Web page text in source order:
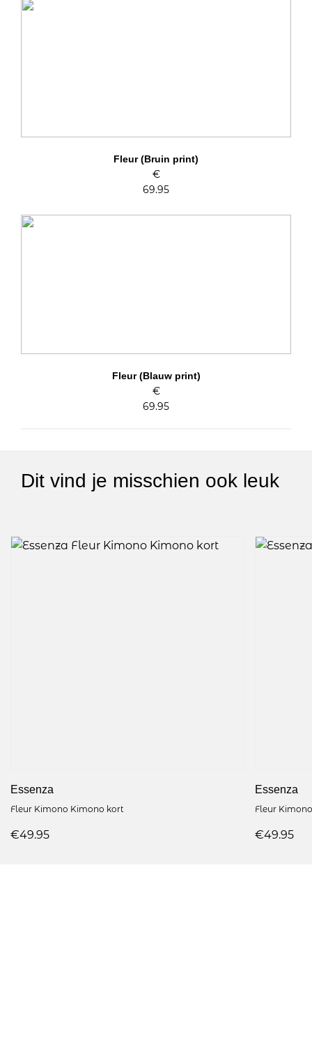
Fleur (Bruin print)
€
69.95
Fleur (Blauw print)
€
69.95
Dit vind je misschien ook leuk
Essenza
Fleur Kimono Kimono kort
€49.95
Essenza
Fleur
€49.95